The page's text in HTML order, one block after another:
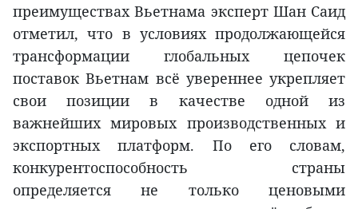
преимуществах Вьетнама эксперт Шан Саид
отметил, что в условиях продолжающейся
трансформации глобальных цепочек
поставок Вьетнам всё увереннее укрепляет
свои позиции в качестве одной из
важнейших мировых производственных и
экспортных платформ. По его словам,
конкурентоспособность страны
определяется не только ценовыми